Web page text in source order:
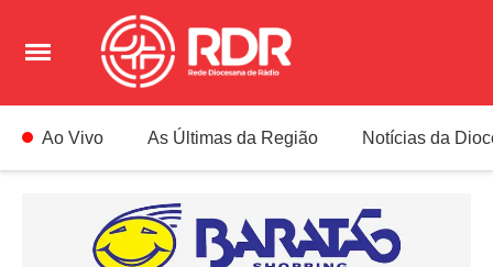
Ao Vivo As Últimas da Região Notícias da